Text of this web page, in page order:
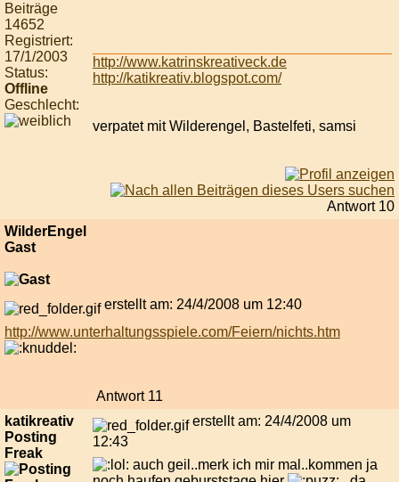
Beiträge
14652
Registriert:
17/1/2003
Status:
Offline
Geschlecht:
http://www.katrinskreativeck.de
http://katikreativ.blogspot.com/
verpatet mit Wilderengel, Bastelfeti, samsi
Antwort 10
WilderEngel
Gast
erstellt am: 24/4/2008 um 12:40
http://www.unterhaltungsspiele.com/Feiern/nichts.htm
Antwort 11
katikreativ
Posting
Freak
erstellt am: 24/4/2008 um
12:43
auch geil..merk ich mir mal..kommen ja